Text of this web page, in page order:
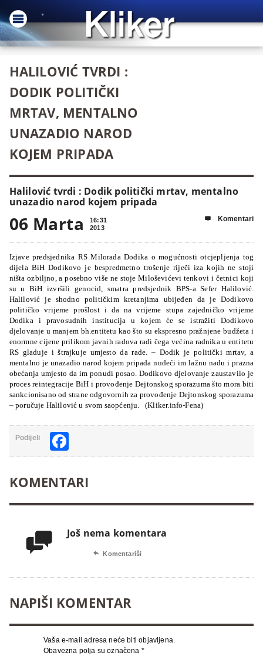
HALILOVIĆ TVRDI :
DODIK POLITIČKI
MRTAV, MENTALNO
UNAZADIO NAROD
KOJEM PRIPADA
Halilović tvrdi : Dodik politički mrtav, mentalno
unazadio narod kojem pripada
06 Marta
16:31
2013
 Komentari
Izjave predsjednika RS Milorada Dodika o mogućnosti otcjepljenja tog
dijela BiH Dodikovo je bespredmetno trošenje riječi iza kojih ne stoji
ništa ozbiljno, a posebno više ne stoje Miloševićevi tenkovi i četnici koji
su u BiH izvršili genocid, smatra predsjednik BPS-a Sefer Halilović.
Halilović je shodno političkim kretanjima ubijeđen da je Dodikovo
političko vrijeme prošlost i da na vrijeme stupa zajedničko vrijeme
Dodika i pravosudnih institucija u kojem će se istražiti Dodikovo
djelovanje u manjem bh.entitetu kao što su ekspresno pražnjene budžeta i
enormne cijene prilikom javnih radova radi čega većina radnika u entitetu
RS gladuje i štrajkuje umjesto da rade. – Dodik je politički mrtav, a
mentalno je unazadio narod kojem pripada nudeći im lažnu nadu i prazna
obećanja umjesto da im ponudi posao. Dodikovo djelovanje zaustavilo je
proces reintegracije BiH i provođenje Dejtonskog sporazuma što mora biti
sankcionisano od strane odgovornih za provođenje Dejtonskog sporazuma
– poručuje Halilović u svom saopćenju. (Kliker.info-Fena)
Podijeli
KOMENTARI
 Još nema komentara
 Komentariši
NAPIŠI KOMENTAR
Vaša e-mail adresa neće biti objavljena.
Obavezna polja su označena *